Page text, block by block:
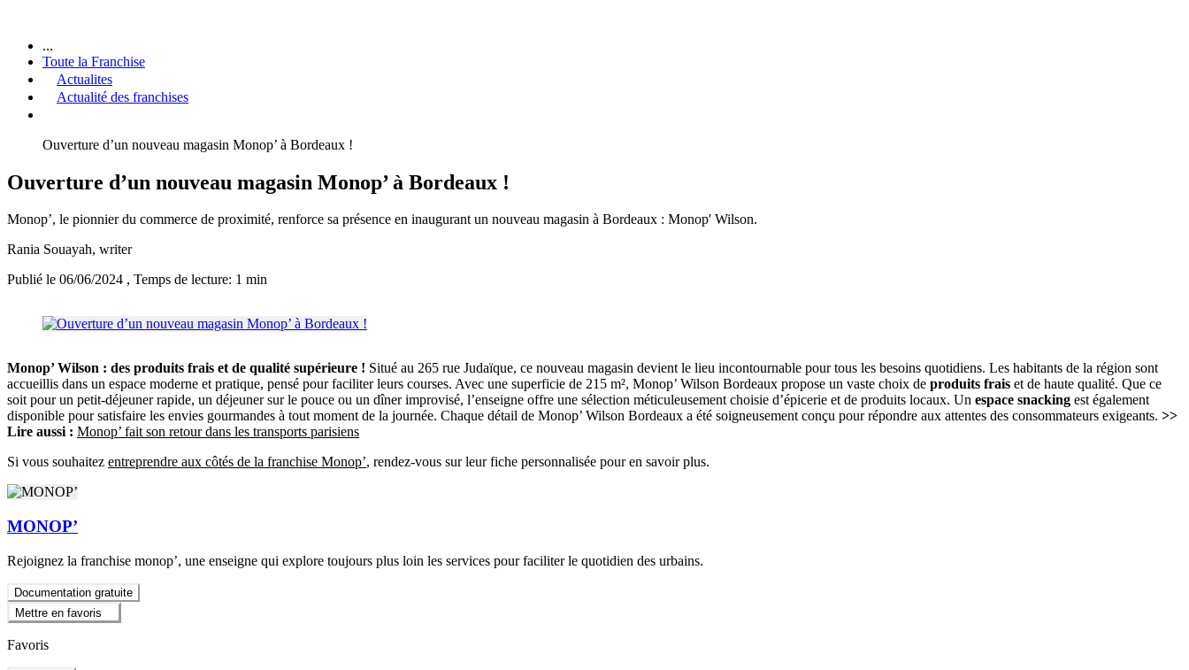
...
Toute la Franchise
Actualites
Actualité des franchises
Ouverture d’un nouveau magasin Monop’ à Bordeaux !
Ouverture d’un nouveau magasin Monop’ à Bordeaux !
Monop’, le pionnier du commerce de proximité, renforce sa présence en inaugurant un nouveau magasin à Bordeaux : Monop' Wilson.
Rania Souayah, writer
Publié le 06/06/2024 , Temps de lecture: 1 min
Monop’ Wilson : des produits frais et de qualité supérieure ! Situé au 265 rue Judaïque, ce nouveau magasin devient le lieu incontournable pour tous les besoins quotidiens. Les habitants de la région sont
accueillis dans un espace moderne et pratique, pensé pour faciliter leurs courses. Avec une superficie de 215 m², Monop’ Wilson Bordeaux propose un vaste choix de produits frais et de haute qualité. Que ce
soit pour un petit-déjeuner rapide, un déjeuner sur le pouce ou un dîner improvisé, l’enseigne offre une sélection méticuleusement choisie d’épicerie et de produits locaux. Un espace snacking est également
disponible pour satisfaire les envies gourmandes à tout moment de la journée. Chaque détail de Monop’ Wilson Bordeaux a été soigneusement conçu pour répondre aux attentes des consommateurs exigeants. >>
Lire aussi : Monop’ fait son retour dans les transports parisiens
Si vous souhaitez entreprendre aux côtés de la franchise Monop’, rendez-vous sur leur fiche personnalisée pour en savoir plus.
MONOP’
Rejoignez la franchise monop’, une enseigne qui explore toujours plus loin les services pour faciliter le quotidien des urbains.
Documentation gratuite
Mettre en favoris
Favoris